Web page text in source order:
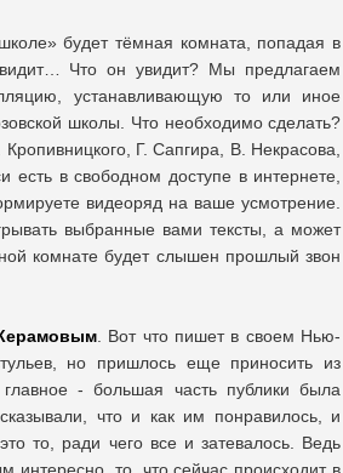
будет тёмная комната, попадая в
Что он увидит? Мы предлагаем
устанавливающую то или иное
школы. Что необходимо сделать?
Г. Сапгира, В. Некрасова,
есть в свободном доступе в интернете,
видеоряд на ваше усмотрение.
выбранные вами тексты, а может
комнате будет слышен прошлый звон
. Вот что пишет в своем Нью-
но пришлось еще приносить из
- большая часть публики была
что и как им понравилось, и
то, ради чего все и затевалось. Ведь